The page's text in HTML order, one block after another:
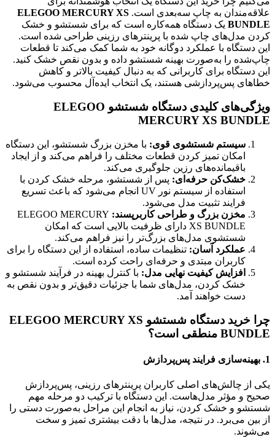
علاقه‌مندان به چاپ سه‌بعدی است. ELEGOO MERCURY XS
BUNDLE یک دستگاه همه‌کاره است که برای شستشو و خشک
کردن مدل‌های چاپ شده با پرینترهای رزینی طراحی شده است.
این دستگاه با عملکرد دوگانه خود به شما کمک می‌کند تا قطعات
چاپ‌شده را به‌صورت بهینه شستشو داده و بدون نقص خشک کنید.
این دستگاه برای کاربرانی که به دنبال کیفیت بالاتر و کاهش
خطاهای پس‌پردازشی هستند، یک انتخاب ایده‌آل محسوب می‌شود.
ویژگی‌های کلیدی دستگاه شستشو ELEGOO
MERCURY XS BUNDLE
سیستم شستشوی قوی: با مخزن بزرگ شستشو، این دستگاه
امکان تمیز کردن قطعات مختلف را فراهم می‌کند و از ایجاد
باقیمانده‌های رزین جلوگیری می‌کند.
خشک‌کن حرفه‌ای: پس از شستشو، مرحله خشک کردن با
استفاده از سیستم نور UV انجام می‌شود که باعث تسریع
فرایند تثبیت مدل می‌شود.
مخزن بزرگ و طراحی کاربرپسند: ELEGOO MERCURY
XS BUNDLE دارای ظرفیت بالایی است که امکان
شستشوی مدل‌های بزرگ‌تر را نیز فراهم می‌کند.
عملکرد آسان: تنظیمات ساده، استفاده از این دستگاه را برای
کاربران مبتدی و حرفه‌ای راحت کرده است.
افزایش کیفیت نهایی مدل: با کنترل بهینه در فرآیند شستشو و
خشک کردن، مدل‌های شما با جزئیات دقیق‌تر و بدون نقص به
دست خواهند آمد.
چرا خرید دستگاه شستشو ELEGOO MERCURY XS
BUNDLE منطقی است؟
1. بهینه‌سازی فرایند پس‌پردازش
یکی از چالش‌های اصلی کاربران پرینترهای رزینی، پس‌پردازش
صحیح و مؤثر مدل‌هاست. این دستگاه با ترکیب دو مرحله مهم
شستشو و خشک کردن، نیاز به انجام این مراحل به‌صورت دستی را
از بین می‌برد. در نتیجه، مدل‌ها با دقت بیشتری تمیز و سخت
می‌شوند.